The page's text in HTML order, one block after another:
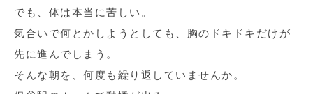
でも、体は本当に苦しい。
気合いで何とかしようとしても、胸のドキドキだけが
先に進んでしまう。
そんな朝を、何度も繰り返していませんか。